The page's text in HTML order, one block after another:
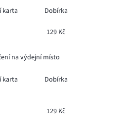
karta Dobírka
129 Kč
na výdejní místo
karta Dobírka
129 Kč